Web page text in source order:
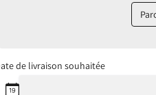
de livraison souhaitée